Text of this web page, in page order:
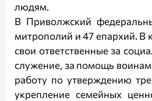
людям.
В Приволжский
митрополий и47 епархий. В
свои ответственные за
служение, за помощь
работу по утверждению
укрепление семейных